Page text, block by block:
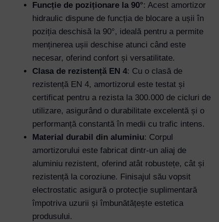
Funcție de poziționare la 90°: Acest amortizor
hidraulic dispune de funcția de blocare a ușii în
poziția deschisă la 90°, ideală pentru a permite
menținerea ușii deschise atunci când este
necesar, oferind confort și versatilitate.
Clasa de rezistență EN 4: Cu o clasă de
rezistență EN 4, amortizorul este testat și
certificat pentru a rezista la 300.000 de cicluri de
utilizare, asigurând o durabilitate excelentă și o
performanță constantă în medii cu trafic intens.
Material durabil din aluminiu: Corpul
amortizorului este fabricat dintr-un aliaj de
aluminiu rezistent, oferind atât robustețe, cât și
rezistență la coroziune. Finisajul său vopsit
electrostatic asigură o protecție suplimentară
împotriva uzurii și îmbunătățește estetica
produsului.